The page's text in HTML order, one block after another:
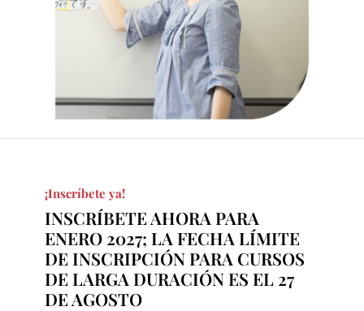
¡Inscríbete ya!
INSCRÍBETE AHORA PARA
ENERO 2027; LA FECHA LÍMITE
DE INSCRIPCIÓN PARA CURSOS
DE LARGA DURACIÓN ES EL 27
DE AGOSTO